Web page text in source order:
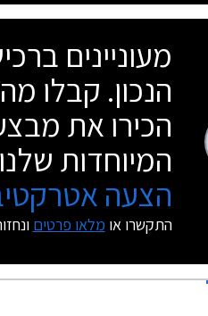
מעוניינים
הנכון. קבלו
הכירו את
המיוחדות
הצעה
התקשרו או מלאו פרטים